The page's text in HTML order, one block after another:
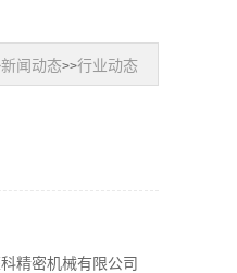
新闻动态>>行业动态
精密机械有限公司